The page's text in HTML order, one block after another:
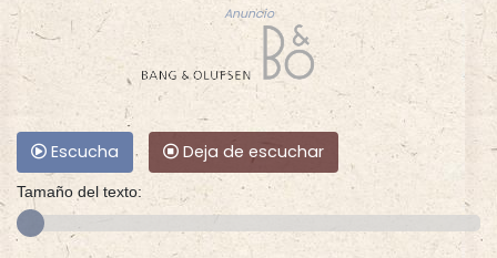
Anuncio
Escucha Deja de escuchar
Tamaño del texto: